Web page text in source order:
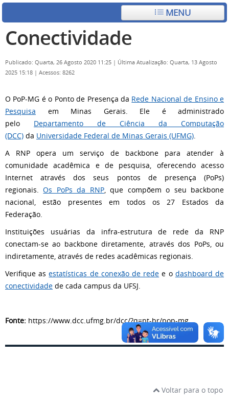
MENU
Conectividade
Publicado: Quarta, 26 Agosto 2020 11:25 | Última Atualização: Quarta, 13 Agosto
2025 15:18 | Acessos: 8262
O PoP-MG é o Ponto de Presença da Rede Nacional de Ensino e
Pesquisa em Minas Gerais. Ele é administrado
pelo Departamento de Ciência da Computação
(DCC) da Universidade Federal de Minas Gerais (UFMG).
A RNP opera um serviço de backbone para atender à
comunidade acadêmica e de pesquisa, oferecendo acesso
Internet através dos seus pontos de presença (PoPs)
regionais.Os PoPs da RNP, que compõem o seu backbone
nacional, estão presentes em todos os 27 Estados da
Federação.
Instituições usuárias da infra-estrutura de rede da RNP
conectam-se ao backbone diretamente, através dos PoPs, ou
indiretamente, através de redes acadêmicas regionais.
Verifique asestatísticas de conexão de rede e o dashboard de
conectividade de cada campus da UFSJ.
Fonte: https://www.dcc.ufmg.br/dcc/?q=pt-br/pop-mg
Voltar para o topo